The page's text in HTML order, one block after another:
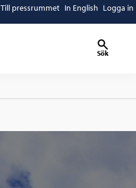
Till pressrummet In English Logga in
Sök